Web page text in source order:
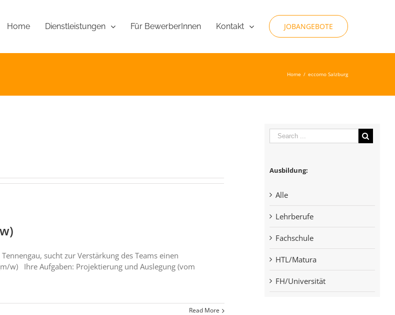
Home Dienstleistungen Für BewerberInnen Kontakt JOBANGEBOTE
Home / eccomo Salzburg
sucht zur Verstärkung des Teams einen
w) Ihre Aufgaben: Projektierung und Auslegung (vom
Read More
Ausbildung:
Alle
Lehrberufe
Fachschule
HTL/Matura
FH/Universität